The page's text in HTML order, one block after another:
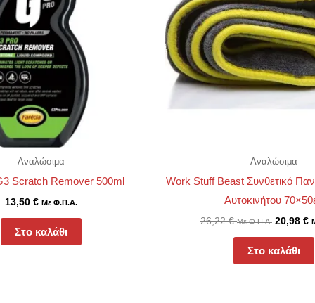
Αναλώσιμα
Scratch Remover 500ml
13,50 € Με Φ.Π.Α.
Στο καλάθι
Αναλώσιμα
Work Stuff Beast Συνθετικό
Αυτοκινήτου
26,22€ Με Φ.Π.Α. 20,98 €
Στο καλάθι